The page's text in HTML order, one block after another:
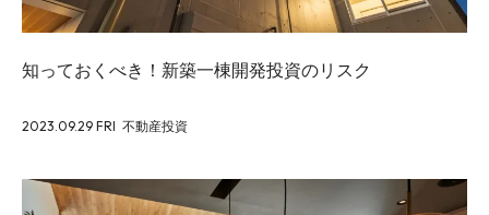
知っておくべき！新築一棟開発投資のリスク
2023.09.29 FRI 不動産投資